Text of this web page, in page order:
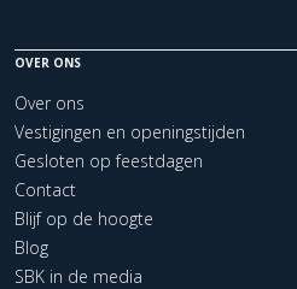
OVER ONS
Over ons
Vestigingen en openingstijden
Gesloten op feestdagen
Contact
Blijf op de hoogte
Blog
SBK in de media